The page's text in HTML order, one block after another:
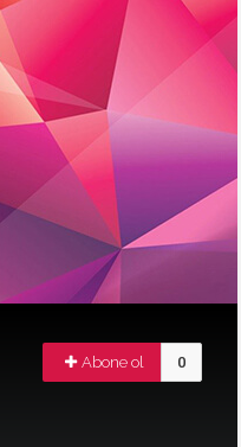
Abone ol 0